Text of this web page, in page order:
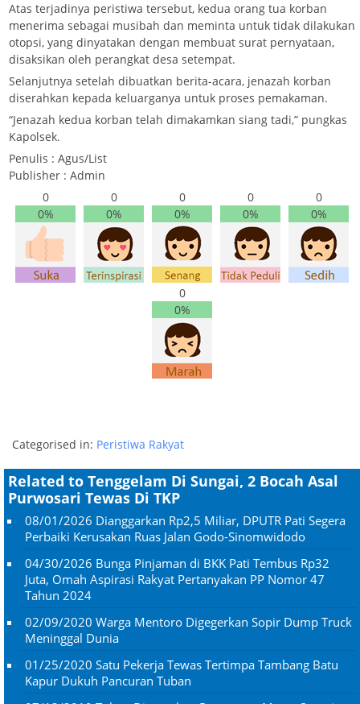
Atas terjadinya peristiwa tersebut, kedua orang tua korban
menerima sebagai musibah dan meminta untuk tidak dilakukan
otopsi, yang dinyatakan dengan membuat surat pernyataan,
disaksikan oleh perangkat desa setempat.
Selanjutnya setelah dibuatkan berita-acara, jenazah korban
diserahkan kepada keluarganya untuk proses pemakaman.
“Jenazah kedua korban telah dimakamkan siang tadi,” pungkas
Kapolsek.
Penulis : Agus/List
Publisher : Admin
0
0%
0
0%
0
0%
0
0%
0
0%
0
0%
Categorised in: Peristiwa Rakyat
Related to Tenggelam Di Sungai, 2 Bocah Asal
Purwosari Tewas Di TKP
08/01/2026 Dianggarkan Rp2,5 Miliar, DPUTR Pati Segera
Perbaiki Kerusakan Ruas Jalan Godo-Sinomwidodo
04/30/2026 Bunga Pinjaman di BKK Pati Tembus Rp32
Juta, Omah Aspirasi Rakyat Pertanyakan PP Nomor 47
Tahun 2024
02/09/2020 Warga Mentoro Digegerkan Sopir Dump Truck
Meninggal Dunia
01/25/2020 Satu Pekerja Tewas Tertimpa Tambang Batu
Kapur Dukuh Pancuran Tuban